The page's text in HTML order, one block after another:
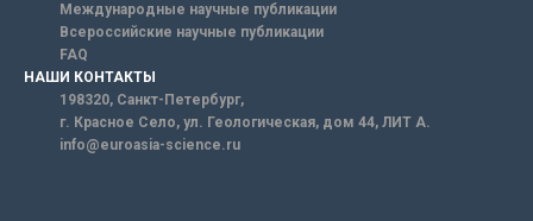
Международные научные публикации
Всероссийские научные публикации
FAQ
НАШИ КОНТАКТЫ
198320, Санкт-Петербург,
г. Красное Село, ул. Геологическая, дом 44, ЛИТ А.
info@euroasia-science.ru